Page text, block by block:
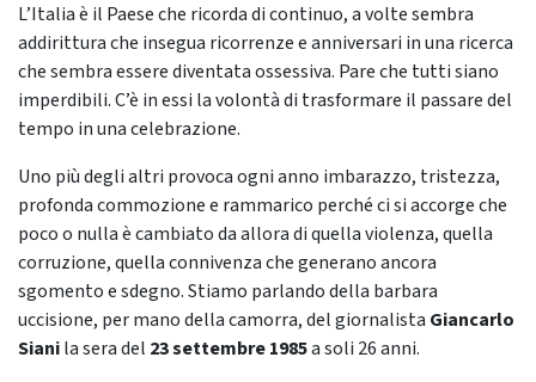
L’Italia è il Paese che ricorda di continuo, a volte sembra
addirittura che insegua ricorrenze e anniversari in una ricerca
che sembra essere diventata ossessiva. Pare che tutti siano
imperdibili. C’è in essi la volontà di trasformare il passare del
tempo in una celebrazione.
Uno più degli altri provoca ogni anno imbarazzo, tristezza,
profonda commozione e rammarico perché ci si accorge che
poco o nulla è cambiato da allora di quella violenza, quella
corruzione, quella connivenza che generano ancora
sgomento e sdegno. Stiamo parlando della barbara
uccisione, per mano della camorra, del giornalista Giancarlo
Sianila sera del 23 settembre 1985a soli 26 anni.